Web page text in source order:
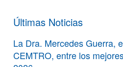
Últimas Noticias
La Dra. Mercedes Guerra,
CEMTRO, entre los